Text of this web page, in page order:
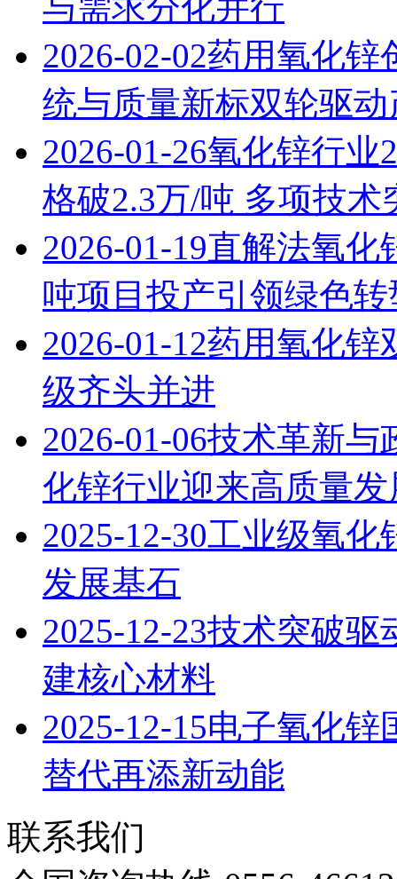
2026-02-02药用氧化锌
统与质量新标双轮驱
2026-01-26氧化锌行业
格破2.3万/吨 多项技
2026-01-19直解法氧化
吨项目投产引领绿色转
2026-01-12药用氧化锌
级齐头并进
2026-01-06技术革新与
化锌行业迎来高质量发
2025-12-30工业级氧化
发展基石
2025-12-23技术突破驱
建核心材料
2025-12-15电子氧化锌
替代再添新动能
联系我们